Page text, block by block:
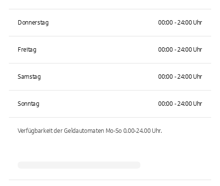
Donnerstag 00:00 - 24:00 Uhr
Freitag 00:00 - 24:00 Uhr
Samstag 00:00 - 24:00 Uhr
Sonntag 00:00 - 24:00 Uhr
Verfügbarkeit der Geldautomaten Mo-So 0.00-24.00Uhr.